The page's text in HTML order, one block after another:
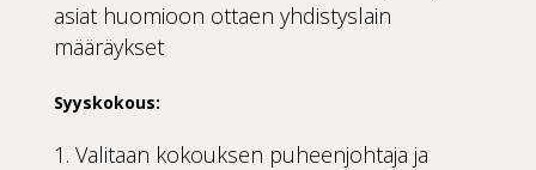
asiat huomioon ottaen yhdistyslain
määräykset
Syyskokous:
Valitaan kokouksen puheenjohtaja ja